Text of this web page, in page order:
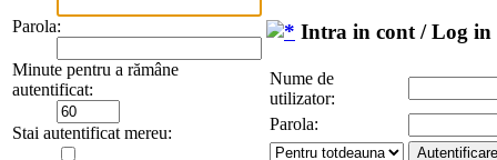
Parola:
Minute pentru a rămâne
autentificat:
Stai autentificat mereu:
Intra in cont / Log in
Nume de
utilizator:
Parola: